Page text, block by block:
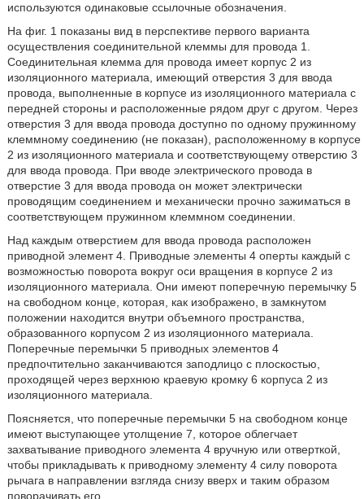
используются одинаковые ссылочные обозначения.
На фиг. 1 показаны вид в перспективе первого варианта
осуществления соединительной клеммы для провода 1.
Соединительная клемма для провода имеет корпус 2 из
изоляционного материала, имеющий отверстия 3 для ввода
провода, выполненные в корпусе из изоляционного материала с
передней стороны и расположенные рядом друг с другом. Через
отверстия 3 для ввода провода доступно по одному пружинному
клеммному соединению (не показан), расположенному в корпусе
2 из изоляционного материала и соответствующему отверстию 3
для ввода провода. При вводе электрического провода в
отверстие 3 для ввода провода он может электрически
проводящим соединением и механически прочно зажиматься в
соответствующем пружинном клеммном соединении.
Над каждым отверстием для ввода провода расположен
приводной элемент 4. Приводные элементы 4 оперты каждый с
возможностью поворота вокруг оси вращения в корпусе 2 из
изоляционного материала. Они имеют поперечную перемычку 5
на свободном конце, которая, как изображено, в замкнутом
положении находится внутри объемного пространства,
образованного корпусом 2 из изоляционного материала.
Поперечные перемычки 5 приводных элементов 4
предпочтительно заканчиваются заподлицо с плоскостью,
проходящей через верхнюю краевую кромку 6 корпуса 2 из
изоляционного материала.
Поясняется, что поперечные перемычки 5 на свободном конце
имеют выступающее утолщение 7, которое облегчает
захватывание приводного элемента 4 вручную или отверткой,
чтобы прикладывать к приводному элементу 4 силу поворота
рычага в направлении взгляда снизу вверх и таким образом
поворачивать его.